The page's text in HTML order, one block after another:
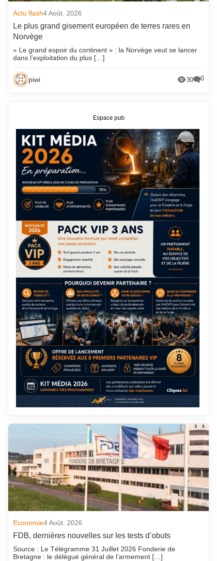
Actu flash4 Août. 2026
Le plus grand gisement européen de terres rares en
Norvège
« Le grand espoir du continent » : la Norvège veut se lancer
dans l’exploitation du plus […]
piwi 30 0
Economie4 Août. 2026
FDB, dernières nouvelles sur les tests d’obuts
Source : Le Télégramme 31 Juillet 2026 Fonderie de
Bretagne : le délégué général de l’armement […]
Espace pub